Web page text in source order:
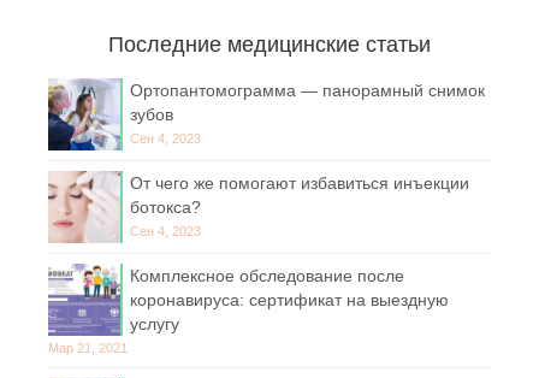
Последние медицинские статьи
Ортопантомограмма — панорамный снимок
зубов
Сен 4, 2023
От чего же помогают избавиться инъекции
ботокса?
Сен 4, 2023
Комплексное обследование после
коронавируса: сертификат на выездную
услугу
Мар 21, 2021